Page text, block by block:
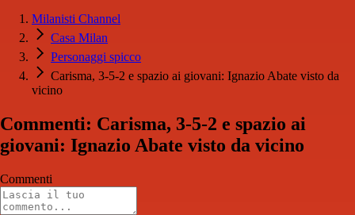
Milanisti Channel
Casa Milan
Personaggi spicco
Carisma, 3-5-2 e spazio ai giovani: Ignazio Abate visto da
vicino
Commenti: Carisma, 3-5-2 e spazio ai
giovani: Ignazio Abate visto da vicino
Commenti